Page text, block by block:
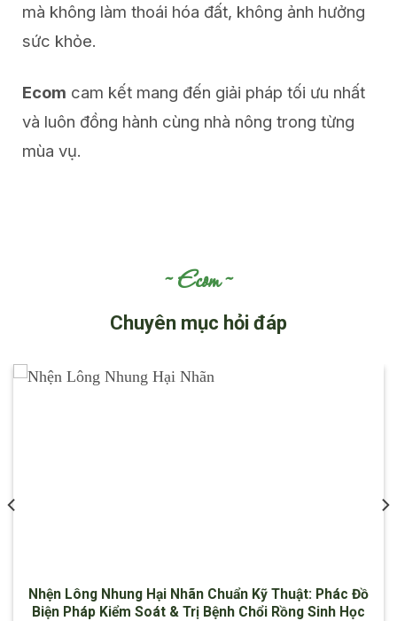
mà không làm thoái hóa đất, không ảnh hưởng
sức khỏe.
Ecom cam kết mang đến giải pháp tối ưu nhất
và luôn đồng hành cùng nhà nông trong từng
mùa vụ.
Ecom
Chuyên mục hỏi đáp
Nhện Lông Nhung Hại Nhãn Chuẩn Kỹ Thuật: Phác Đồ
Biện Pháp Kiểm Soát & Trị Bệnh Chổi Rồng Sinh Học